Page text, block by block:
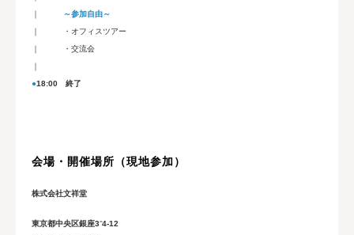
～参加自由～
・オフィスツアー
｜ ・交流会
●18:00 終了
会場・開催場所（現地参加）
株式会社文祥堂
東京都中央区銀座3⁻4‐12